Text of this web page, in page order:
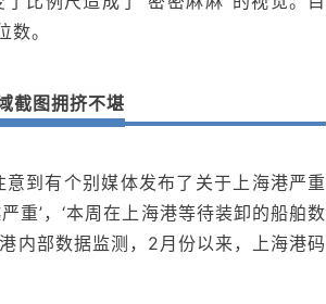
。
截图拥挤不堪
到有个别媒体发布了关于上海港严重
重’，‘本周在上海港等待装卸的船舶数
内部数据监测，2月份以来，上海港码